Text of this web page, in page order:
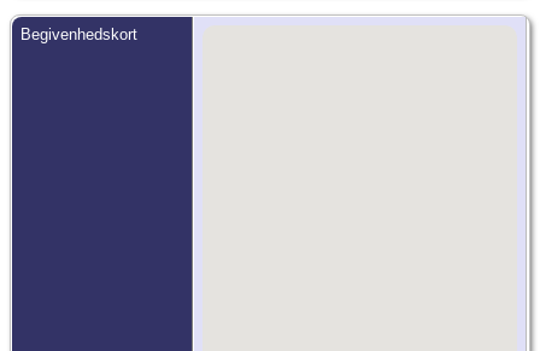
Begivenhedskort